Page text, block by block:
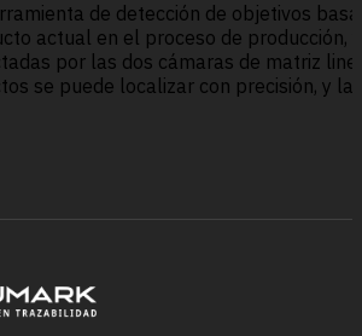
de detección de objetivos
actual en el proceso de
por las dos cámaras de matriz
se puede localizar con precisión, y